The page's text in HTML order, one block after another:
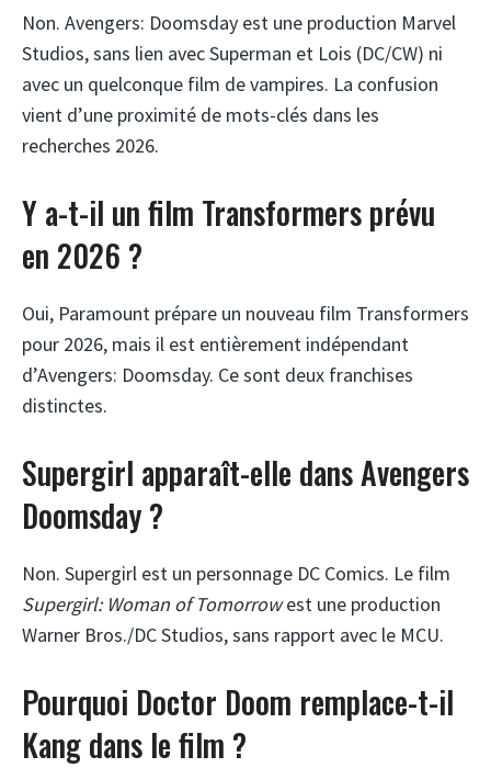
Non. Avengers: Doomsday est une production Marvel
Studios, sans lien avec Superman et Lois (DC/CW) ni
avec un quelconque film de vampires. La confusion
vient d’une proximité de mots-clés dans les
recherches 2026.
Y a-t-il un film Transformers prévu
en 2026 ?
Oui, Paramount prépare un nouveau film Transformers
pour 2026, mais il est entièrement indépendant
d’Avengers: Doomsday. Ce sont deux franchises
distinctes.
Supergirl apparaît-elle dans Avengers
Doomsday ?
Non. Supergirl est un personnage DC Comics. Le film
Supergirl: Woman of Tomorrowest une production
Warner Bros./DC Studios, sans rapport avec le MCU.
Pourquoi Doctor Doom remplace-t-il
Kang dans le film ?